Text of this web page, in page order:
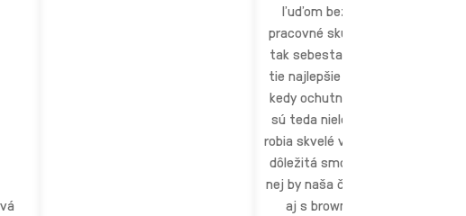
ľuďom bez domova získať
pracovné skúsenosti a stať sa
tak sebestačnými (tiež vyrába
tie najlepšie brownies, aké sme
kedy ochutnali). Naše brownies
sú teda nielen skvelé, ale ešte
robia skvelé veci. Ďalej je pre nás
dôležitá smotana, pretože bez
nej by naša čokoládová zmrzlina
aj s brownies nebola taká